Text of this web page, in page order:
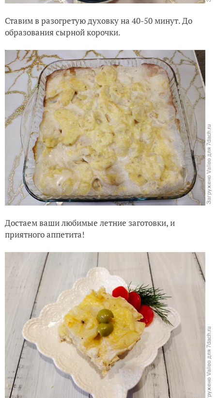
Ставим в разогретую духовку на 40-50 минут. До
образования сырной корочки.
Достаем ваши любимые летние заготовки, и
приятного аппетита!